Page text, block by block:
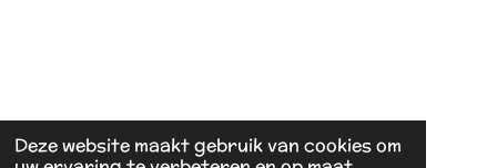
Deze website maakt gebruik van cookies om